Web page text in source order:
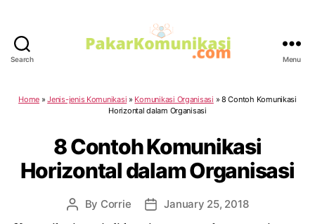
Search Menu
Home »Jenis-jenis Komunikasi » Komunikasi Organisasi »8 Contoh Komunikasi
Horizontal dalam Organisasi
8 Contoh Komunikasi
Horizontal dalam Organisasi
Post
author
By Corrie
Post
date
January 25, 2018